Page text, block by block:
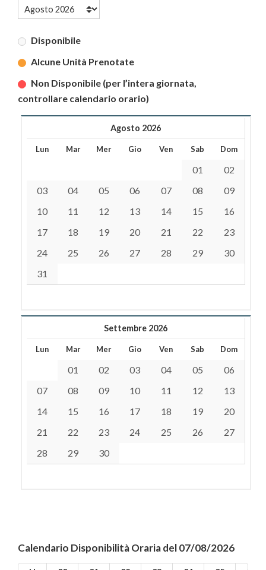
Disponibile
Alcune Unità Prenotate
Non Disponibile (per l’intera giornata,
controllare calendario orario)
Agosto 2026
Lun Mar Mer Gio Ven Sab Dom
01
02
03
04 05 06 07 08
09
10
11 12 13 14 15
16
17
18 19 20 21 22
23
24
25 26 27 28 29
30
31
Settembre 2026
Lun Mar Mer Gio Ven Sab Dom
01 02 03 04 05
06
07
08 09 10 11 12
13
14
15 16 17 18 19
20
21
22 23 24 25 26
27
28
29 30
Calendario Disponibilità Oraria del 07/08/2026